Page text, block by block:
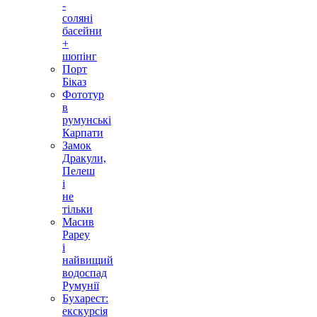
-
соляні
басейни
+
шопінг
Порт
Біказ
Фототур
в
румунські
Карпати
Замок
Дракули,
Пелеш
і
не
тільки
Масив
Рареу
і
найвищий
водоспад
Румунії
Бухарест:
екскурсія